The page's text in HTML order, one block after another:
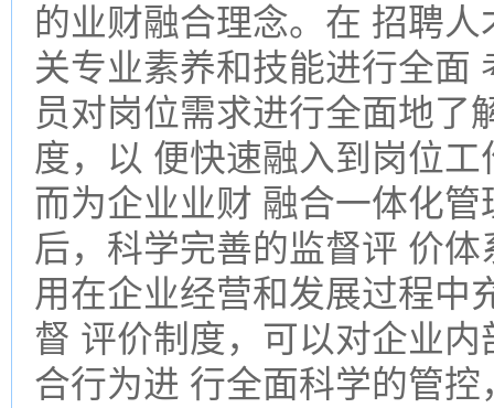
的业财融合理念。在 招聘
关专业素养和技能进行全面
员对岗位需求进行全面地了
度，以 便快速融入到岗位
而为企业业财 融合一体化
后，科学完善的监督评 价
用在企业经营和发展过程中
督 评价制度，可以对企业
合行为进 行全面科学的管